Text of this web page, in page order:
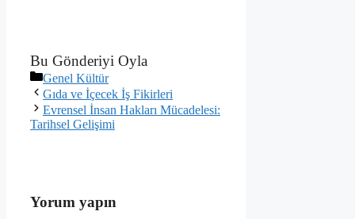
Bu Gönderiyi Oyla
Kategoriler
Genel Kültür
Gıda ve İçecek İş Fikirleri
Evrensel İnsan Hakları Mücadelesi:
Tarihsel Gelişimi
Yorum yapın